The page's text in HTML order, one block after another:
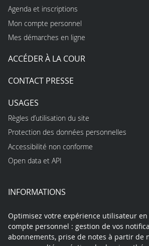
Agenda et inscriptions
Mon compte personnel
Mes démarches en ligne
ACCÉDER À LA COUR
CONTACT PRESSE
USAGES
Règles d’utilisation du site
Protection des données personnelles
Accessibilité non conforme
Open data et API
INFORMATIONS
Optimisez votre expérience utilisateur
compte personnel : gestion de vos
abonnements, prise de notes à partir de